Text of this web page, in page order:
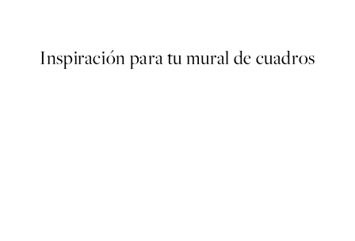
Inspiración para tu mural de cuadros